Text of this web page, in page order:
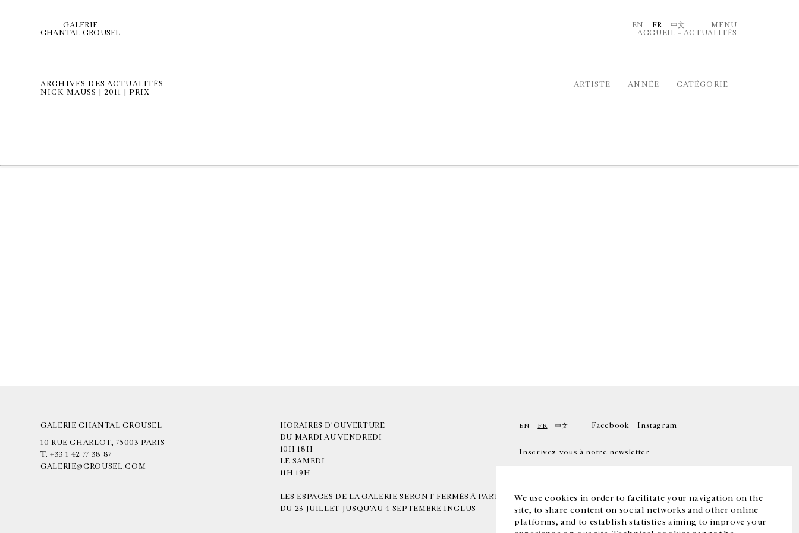
We use cookies in order to facilitate your navigation on the
site, to share content on social networks and other online
platforms, and to establish statistics aiming to improve your
GALERIE
CHANTAL CROUSEL
EN FR 中文
MENU
ACCUEIL – ACTUALITÉS
ARCHIVES DES ACTUALITÉS
NICK MAUSS | 2011 | PRIX
ARTISTE ANNÉE CATÉGORIE
GALERIE CHANTAL CROUSEL
10 RUE CHARLOT, 75003 PARIS
T. +33 1 42 77 38 87
GALERIE@CROUSEL.COM
HORAIRES D'OUVERTURE
DU MARDI AU VENDREDI
10H-18H
LE SAMEDI
11H-19H
LES ESPACES DE LA GALERIE SERONT FERMÉS À PARTIR
DU 23 JUILLET JUSQU'AU 4 SEPTEMBRE INCLUS
EN FR 中文 Facebook Instagram
Inscrivez-vous à notre newsletter